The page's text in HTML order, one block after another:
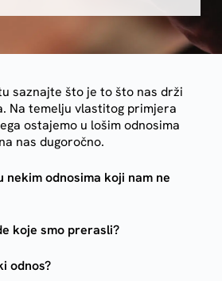
saznajte što je to što nas drži
Na temelju vlastitog primjera
ostajemo u lošim odnosima
nas dugoročno.
nekim odnosima koji nam ne
koje smo prerasli?
odnos?